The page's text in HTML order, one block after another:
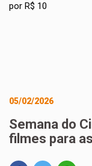
05/02/2026
Semana do
filmes para